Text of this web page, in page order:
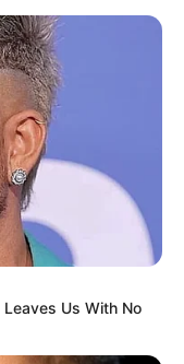
Us With No